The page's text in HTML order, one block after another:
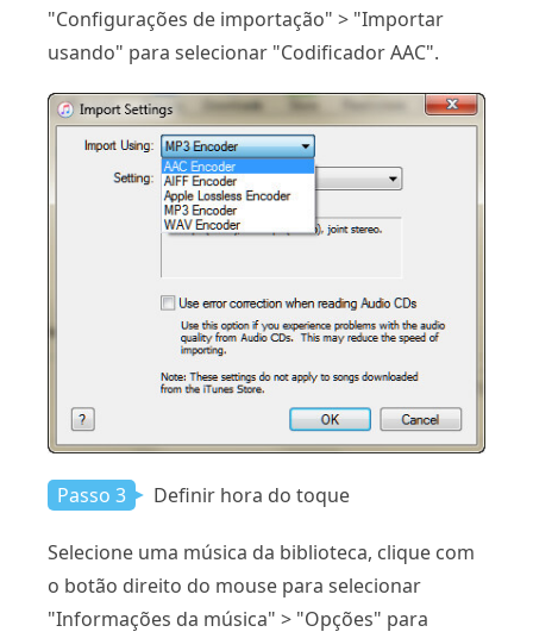
"Configurações de importação" > "Importar
usando" para selecionar "Codificador AAC".
Passo 3 Definir hora do toque
Selecione uma música da biblioteca, clique com
o botão direito do mouse para selecionar
"Informações da música" > "Opções" para